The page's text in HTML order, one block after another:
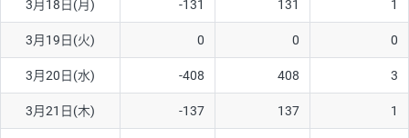
ソ/円は10万通貨単位。
3月18日(月) -131 131 1
3月19日(火) 0 0 0
3月20日(水) -408 408 3
3月21日(木) -137 137 1